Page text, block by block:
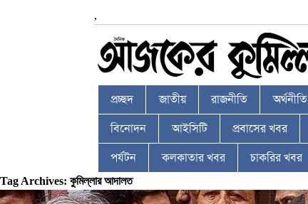
,
প্রচ্ছদ জাতীয় রাজনীতি অর্থনীতি
বিনোদন আইসিটি প্রবাসের খবর
পর্যটন কলকাতার খবর চাকরির খবর
Tag Archives: কুমিল্লার আদালত